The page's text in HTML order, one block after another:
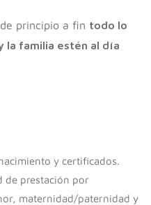
principio a fin todo lo
la familia estén al día
y certificados.
de prestación por
maternidad/paternidad y